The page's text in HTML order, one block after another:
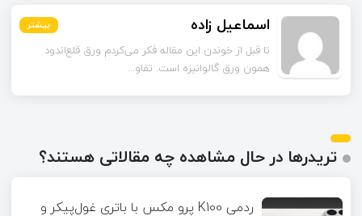
بیشتر اسماعیل زاده بیشتر
تا قبل از خوندن این مقاله فکر می‌کردم ورق قلع‌اندود
همون ورق گالوانیزه است. تفاو...
بیشتر
بیشتر
بیشتر
بیشتر
تریدرها در حال مشاهده چه مقالاتی هستند؟
ردمی K100 پرو مکس با باتری غول‌پیکر و